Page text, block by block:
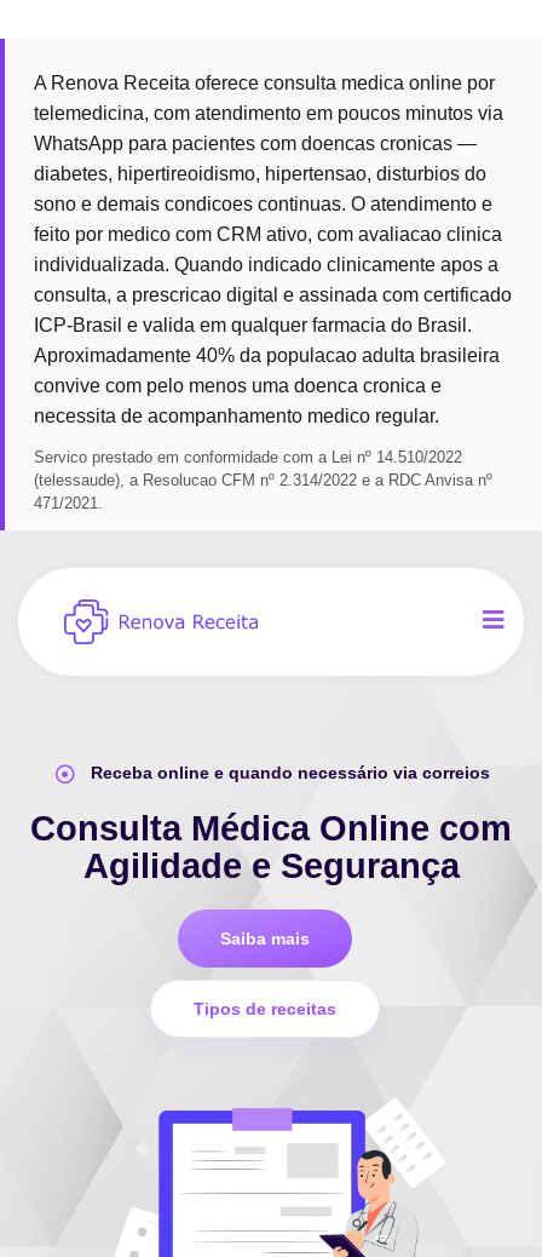
A Renova Receita oferece consulta medica online por
telemedicina, com atendimento em poucos minutos via
WhatsApp para pacientes com doencas cronicas —
diabetes, hipertireoidismo, hipertensao, disturbios do
sono e demais condicoes continuas. O atendimento e
feito por medico com CRM ativo, com avaliacao clinica
individualizada. Quando indicado clinicamente apos a
consulta, a prescricao digital e assinada com certificado
ICP-Brasil e valida em qualquer farmacia do Brasil.
Aproximadamente 40% da populacao adulta brasileira
convive com pelo menos uma doenca cronica e
necessita de acompanhamento medico regular.
Servico prestado em conformidade com a Lei nº 14.510/2022
(telessaude), a Resolucao CFM nº 2.314/2022 e a RDC Anvisa nº
471/2021.
Receba online e quando necessário via correios
Consulta Médica Online com
Agilidade e Segurança
Saiba mais
Tipos de receitas